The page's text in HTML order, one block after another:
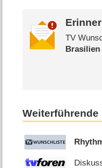
TV
Brasilien
Weiterführende